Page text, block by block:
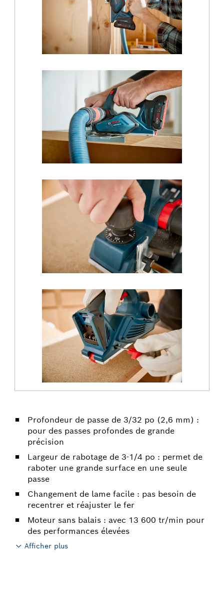
Profondeur de passe de 3/32 po (2,6 mm) :
pour des passes profondes de grande
précision
Largeur de rabotage de 3-1/4 po : permet de
raboter une grande surface en une seule
passe
Changement de lame facile : pas besoin de
recentrer et réajuster le fer
Moteur sans balais : avec 13 600 tr/min pour
des performances élevées
Afficher plus